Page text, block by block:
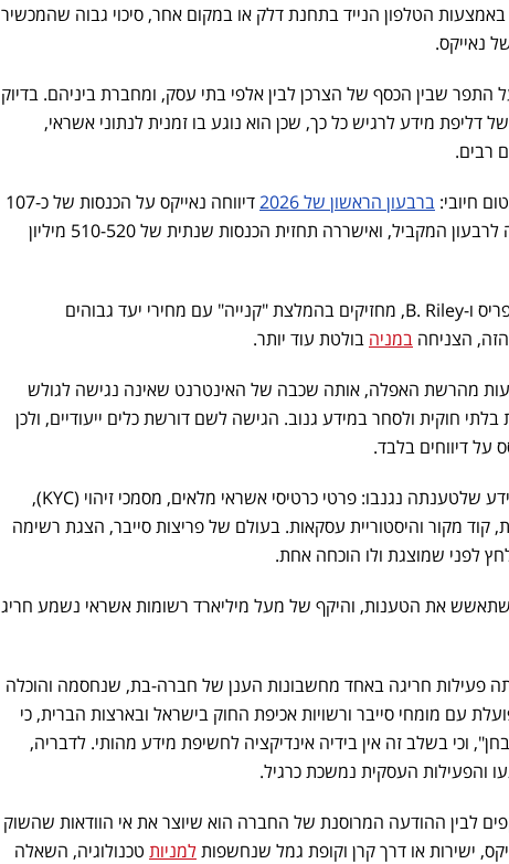
הטלפון הנייד בתחנת דלק או במקום אחר, סיכוי גבוה שהמכשיר
נאייקס.
התפר שבין הכסף של הצרכן לבין אלפי בתי עסק, ומחברת ביניהם. בדיוק
מידע לרגיש כל כך, שכן הוא נוגע בו זמנית לנתוני אשראי,
רבים.
חיובי: ברבעון הראשון של 2026
דיווחה נאייקס על הכנסות של כ-107
מיליון דולר, צמיחה של 32% בהשוואה לרבעון המקביל, ואישררה תחזית הכנסות שנתית של 510-520 מיליון
אנליסטים רבים, בהם מאופנהיימר, ג'פריס ו-B. Riley, מחזיקים בהמלצת "קנייה" עם מחירי יעד גבוהים
הצניחה במניה בולטת עוד יותר.
מהרשת האפלה, אותה שכבה של האינטרנט שאינה נגישה לגולש
חוקית ולסחר במידע גנוב. הגישה לשם דורשת כלים ייעודיים, ולכן
על דיווחים בלבד.
הקבוצה מונה שורה ארוכה של סוגי מידע שלטענתה נגנבו: פרטי כרטיסי אשראי מלאים, מסמכי זיהוי (KYC),
מקור והיסטוריית עסקאות. בעולם של פריצות סייבר, הצגת רשימה
לפני שמוצגת ולו הוכחה אחת.
את הטענות, והיקף של מעל מיליארד רשומות אשראי נשמע חריג
פעילות חריגה באחד מחשבונות הענן של חברה-בת, שנחסמה והוכלה
עם מומחי סייבר ורשויות אכיפת החוק בישראל ובארצות הברית, כי
וכי בשלב זה אין בידיה אינדיקציה לחשיפת מידע מהותי. לדבריה,
והפעילות העסקית נמשכת כרגיל.
לבין ההודעה המרוסנת של החברה הוא שיוצר את אי הוודאות שהשוק
ישירות או דרך קרן וקופת גמל שנחשפותלמניות טכנולוגיה, השאלה